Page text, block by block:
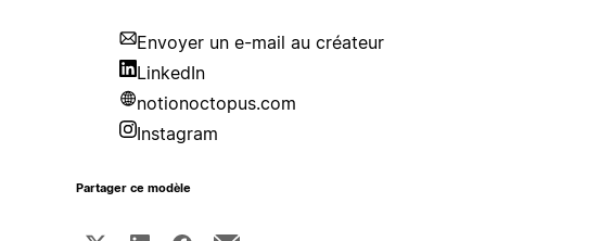
Envoyer un e-mail au créateur
LinkedIn
notionoctopus.com
Instagram
Partager ce modèle